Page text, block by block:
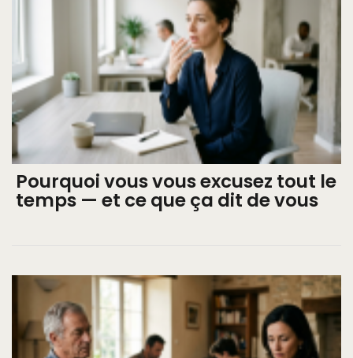
Pourquoi vous vous excusez tout le
temps — et ce que ça dit de vous